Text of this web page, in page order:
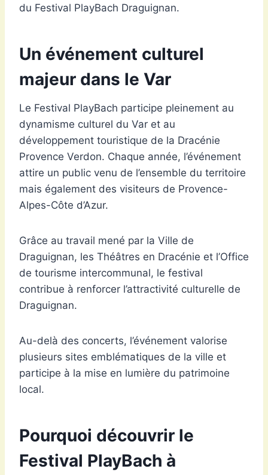
du Festival PlayBach Draguignan.
Un événement culturel
majeur dans le Var
Le Festival PlayBach participe pleinement au
dynamisme culturel du Var et au
développement touristique de la Dracénie
Provence Verdon. Chaque année, l’événement
attire un public venu de l’ensemble du territoire
mais également des visiteurs de Provence-
Alpes-Côte d’Azur.
Grâce au travail mené par la Ville de
Draguignan, les Théâtres en Dracénie et l’Office
de tourisme intercommunal, le festival
contribue à renforcer l’attractivité culturelle de
Draguignan.
Au-delà des concerts, l’événement valorise
plusieurs sites emblématiques de la ville et
participe à la mise en lumière du patrimoine
local.
Pourquoi découvrir le
Festival PlayBach à